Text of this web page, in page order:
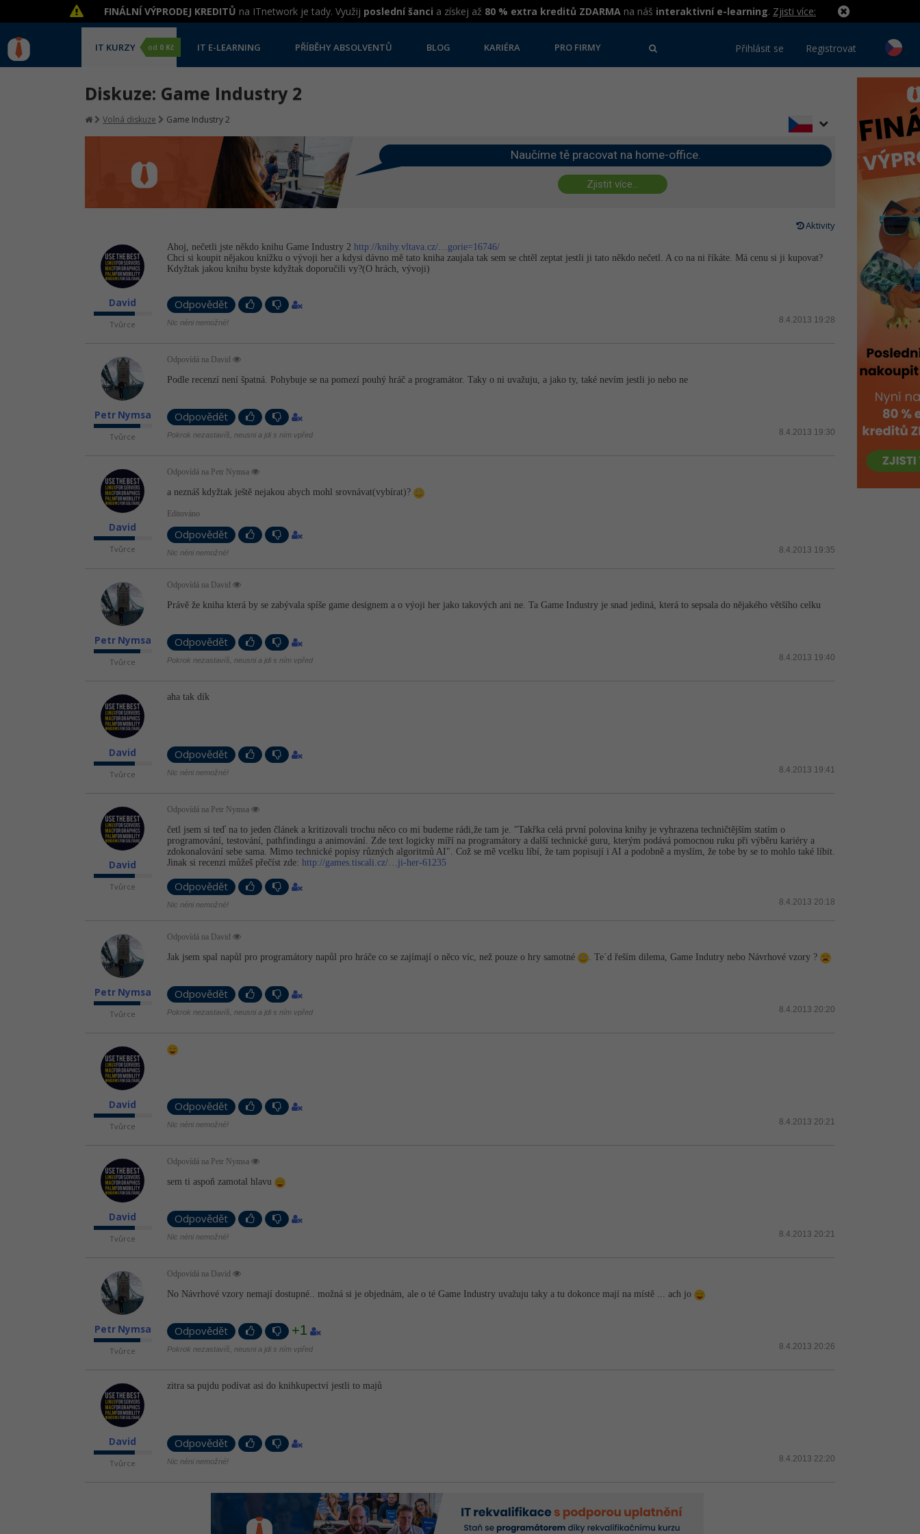
FINÁLNÍ VÝPRODEJ KREDITŮ na ITnetwork je tady. Využij poslední šanci a získej až 80 % extra kreditů ZDARMA na náš interaktivní e-learning. Zjisti více:
IT KURZY od 0 Kč IT E-LEARNING PŘÍBĚHY ABSOLVENTŮ BLOG KARIÉRA PRO FIRMY Přihlásit se Registrovat
Diskuze: Game Industry 2
Volná diskuze Game Industry 2
Naučíme tě pracovat na home-office.
Zjistit více...
Aktivity
David
Tvůrce
Ahoj, nečetli jste někdo knihu Game Industry 2 http://knihy.vltava.cz/…gorie=16746/
Chci si koupit nějakou knížku o vývoji her a kdysi dávno mě tato kniha zaujala tak sem se chtěl zeptat jestli ji tato někdo nečetl. A co na ni říkáte. Má cenu si ji kupovat?
Kdyžtak jakou knihu byste kdyžtak doporučili vy?(O hrách, vývoji)
Odpovědět
8.4.2013 19:28
Nic néni nemožné!
Petr Nymsa
Tvůrce
Odpovídá na David
Podle recenzí není špatná. Pohybuje se na pomezí pouhý hráč a programátor. Taky o ni uvažuju, a jako ty, také nevím jestli jo nebo ne
Odpovědět
8.4.2013 19:30
Pokrok nezastavíš, neusni a jdi s ním vpřed
David
Tvůrce
Odpovídá na Petr Nymsa
a neznáš kdyžtak ještě nejakou abych mohl srovnávat(vybírat)?
Editováno
Odpovědět
8.4.2013 19:35
Nic néni nemožné!
Petr Nymsa
Tvůrce
Odpovídá na David
Právě že kniha která by se zabývala spíše game designem a o výoji her jako takových ani ne. Ta Game Industry je snad jediná, která to sepsala do nějakého většího celku
Odpovědět
8.4.2013 19:40
Pokrok nezastavíš, neusni a jdi s ním vpřed
David
Tvůrce
aha tak dík
Odpovědět
8.4.2013 19:41
Nic néni nemožné!
David
Tvůrce
Odpovídá na Petr Nymsa
četl jsem si teď na to jeden článek a kritizovali trochu něco co mi budeme rádi,že tam je. "Takřka celá první polovina knihy je vyhrazena techničtějším statím o
programování, testování, pathfindingu a animování. Zde text logicky míří na programátory a další technické guru, kterým podává pomocnou ruku při výběru kariéry a
zdokonalování sebe sama. Mimo technické popisy různých algoritmů AI". Což se mě vcelku líbí, že tam popisují i AI a podobně a myslím, že tobe by se to mohlo také líbit.
Jinak si recenzi můžeš přečíst zde: http://games.tiscali.cz/…ji-her-61235
Odpovědět
8.4.2013 20:18
Nic néni nemožné!
Petr Nymsa
Tvůrce
Odpovídá na David
Jak jsem spal napůl pro programátory napůl pro hráče co se zajímají o něco víc, než pouze o hry samotné . Te´d řeším dilema, Game Indutry nebo Návrhové vzory ?
Odpovědět
8.4.2013 20:20
Pokrok nezastavíš, neusni a jdi s ním vpřed
David
Tvůrce
Odpovědět
8.4.2013 20:21
Nic néni nemožné!
David
Tvůrce
Odpovídá na Petr Nymsa
sem ti aspoň zamotal hlavu
Odpovědět
8.4.2013 20:21
Nic néni nemožné!
Petr Nymsa
Tvůrce
Odpovídá na David
No Návrhové vzory nemají dostupné.. možná si je objednám, ale o té Game Industry uvažuju taky a tu dokonce mají na místě ... ach jo
Odpovědět +1
8.4.2013 20:26
Pokrok nezastavíš, neusni a jdi s ním vpřed
David
Tvůrce
zitra sa pujdu podívat asi do knihkupectví jestli to majů
Odpovědět
8.4.2013 22:20
Nic néni nemožné!